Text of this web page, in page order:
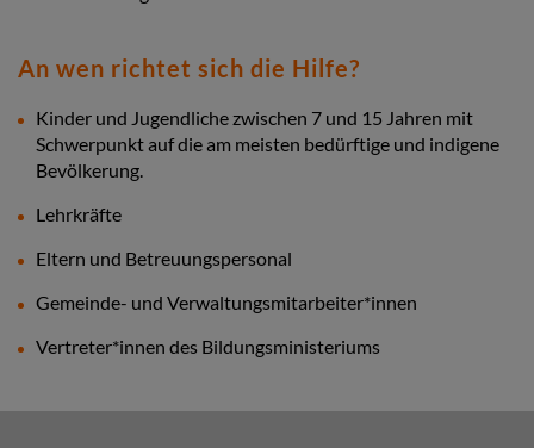
An wen richtet sich die Hilfe?
Kinder und Jugendliche zwischen 7 und 15 Jahren mit
Schwerpunkt auf die am meisten bedürftige und indigene
Bevölkerung.
Lehrkräfte
Eltern und Betreuungspersonal
Gemeinde- und Verwaltungsmitarbeiter*innen
Vertreter*innen des Bildungsministeriums